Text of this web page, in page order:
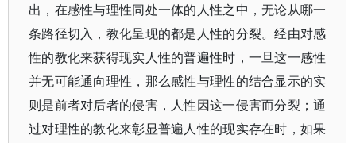
出，在感性与理性同处一体的人性之中，无论从哪一
条路径切入，教化呈现的都是人性的分裂。经由对感
性的教化来获得现实人性的普遍性时，一旦这一感性
并无可能通向理性，那么感性与理性的结合显示的实
则是前者对后者的侵害，人性因这一侵害而分裂；通
过对理性的教化来彰显普遍人性的现实存在时，如果